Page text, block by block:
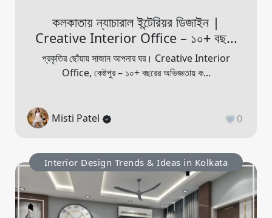
কলকাতায় ন্যাচারাল ইন্টেরিয়র ডিজাইন |
Creative Interior Office – ১০+ বছ...
প্রকৃতির ছোঁয়ায় সাজান আপনার ঘর। Creative Interior
Office, কেষ্টপুর – ১০+ বছরের অভিজ্ঞতায় ক...
Misti Patel 0
Interior Design Trends & Ideas in Kolkata